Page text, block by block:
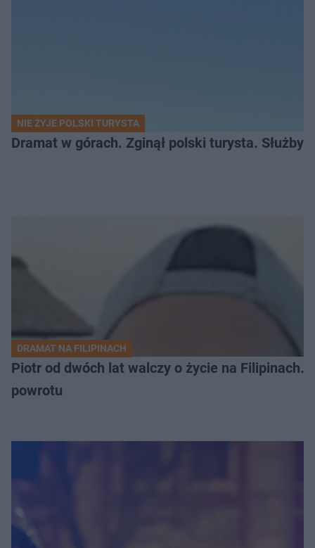
NIE ŻYJE POLSKI TURYSTA
Dramat w górach. Zginął polski turysta. Służby
DRAMAT NA FILIPINACH
Piotr od dwóch lat walczy o życie na Filipinach.
powrotu